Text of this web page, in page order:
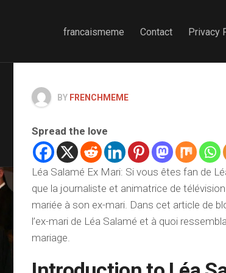
francaismeme Contact Privacy
BY FRENCHMEME
Spread the love
Léa Salamé Ex Mari: Si vous êtes fan de
que la journaliste et animatrice de
mariée à son ex-mari. Dans cet article de
l’ex-mari de Léa Salamé et à quoi
mariage.